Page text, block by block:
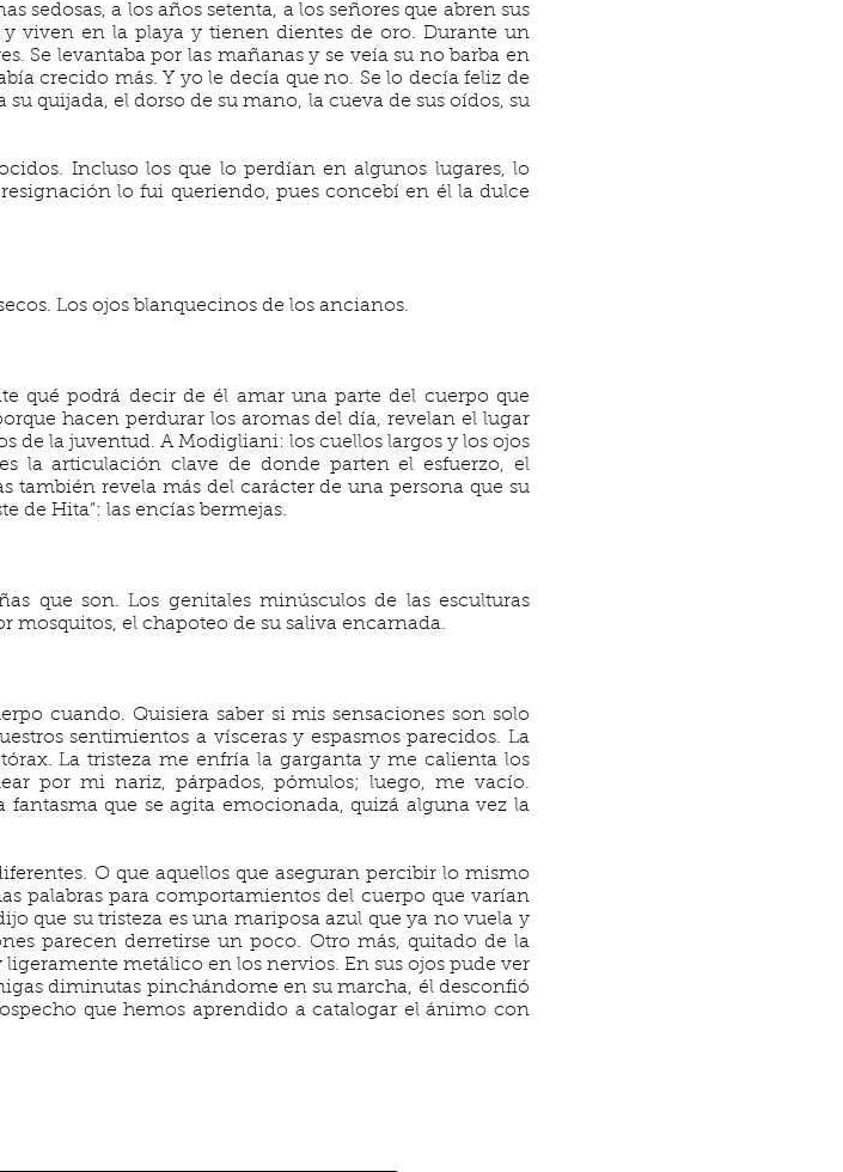
sedosas, a los años setenta, a los señores que abren sus
viven en la playa y tienen dientes de oro. Durante un
Se levantaba por las mañanas y se veía su no barba en
crecido más. Y yo le decía que no. Se lo decía feliz de
quijada, el dorso de su mano, la cueva de sus oídos, su
Incluso los que lo perdían en algunos lugares, lo
lo fui queriendo, pues concebí en él la dulce
Los ojos blanquecinos de los ancianos.
qué podrá decir de él amar una parte del cuerpo que
hacen perdurar los aromas del día, revelan el lugar
de la juventud. A Modigliani: los cuellos largos y los ojos
la articulación clave de donde parten el esfuerzo, el
también revela más del carácter de una persona que su
de Hita”: las encías bermejas.
que son. Los genitales minúsculos de las esculturas
mosquitos, el chapoteo de su saliva encarnada.
cuando. Quisiera saber si mis sensaciones son solo
sentimientos a vísceras y espasmos parecidos. La
La tristeza me enfría la garganta y me calienta los
por mi nariz, párpados, pómulos; luego, me vacío.
que se agita emocionada, quizá alguna vez la
O que aquellos que aseguran percibir lo mismo
palabras para comportamientos del cuerpo que varían
que su tristeza es una mariposa azul que ya no vuela y
parecen derretirse un poco. Otro más, quitado de la
metálico en los nervios. En sus ojos pude ver
diminutas pinchándome en su marcha, él desconfió
que hemos aprendido a catalogar el ánimo con